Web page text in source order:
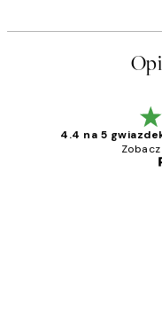
4.4 na 5